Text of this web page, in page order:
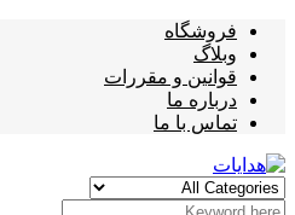
فروشگاه
وبلاگ
قوانین و مقررات
درباره ما
تماس با ما